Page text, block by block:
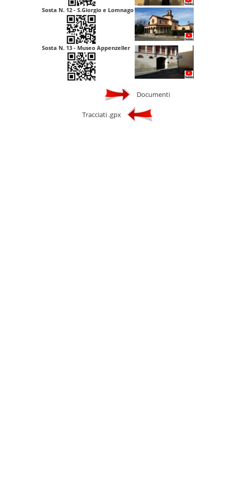
Sosta N. 12 - S.Giorgio e Lomnago
Sosta N. 13 - Museo Appenzeller
Documenti
Tracciati .gpx